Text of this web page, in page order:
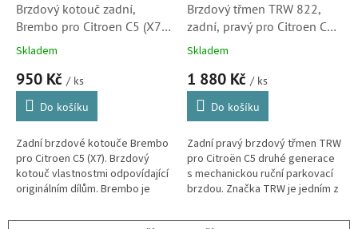
Brzdový kotouč zadní,
Brembo pro Citroen C5 (X7,
4249C1, lakovaný)
Skladem
950 Kč / ks
Do košíku
Zadní brzdové kotouče Brembo
pro Citroen C5 (X7). Brzdový
kotouč vlastnostmi odpovídající
originálním dílům. Brembo je
systémů do prvovýroby
Brzdový třmen TRW 822,
zadní, pravý pro Citroen C5
(X7, 4401G5, nový díl)
Skladem
1 880 Kč / ks
Do košíku
Zadní pravý brzdový třmen TRW
pro Citroën C5 druhé generace
s mechanickou ruční parkovací
brzdou. Značka TRW je jedním z
do prvovýroby mnoha...